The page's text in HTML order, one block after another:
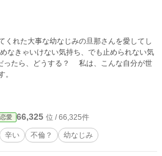
くれた大事な幼なじみの旦那さんを愛してし
なきゃいけない気持ち、でも止められない気
ったら、どうする？ 私は、こんな自分が世
。
恋愛 66,325 位 / 66,325件
辛い 不倫？ 幼なじみ